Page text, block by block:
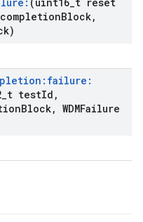
Block,
t testId ,
Block, WDMFailure